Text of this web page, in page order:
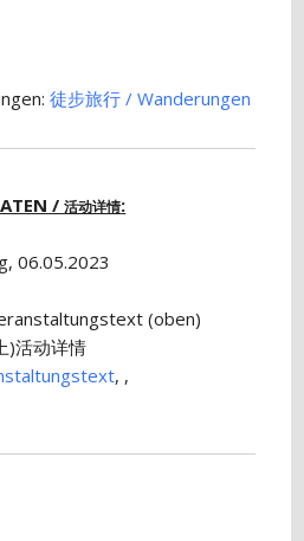
徒步​旅行 / Wanderungen
/活动详情:
06.05.2023
(oben)
)活动详情
, ,